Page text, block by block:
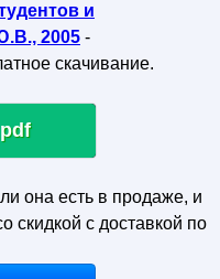
и
2005-
скачивание.
она есть в продаже, и
скидкой с доставкой по